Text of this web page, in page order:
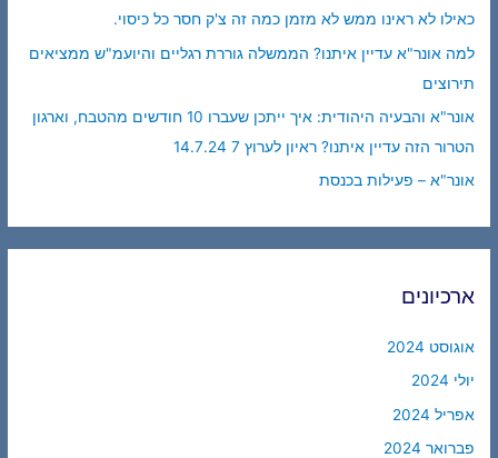
כאילו לא ראינו ממש לא מזמן כמה זה צ'ק חסר כל כיסוי.
למה אונר"א עדיין איתנו? הממשלה גוררת רגליים והיועמ"ש ממציאים
תירוצים
אונר"א והבעיה היהודית: איך ייתכן שעברו 10 חודשים מהטבח, וארגון
הטרור הזה עדיין איתנו? ראיון לערוץ 7 14.7.24
אונר"א – פעילות בכנסת
ארכיונים
אוגוסט 2024
יולי 2024
אפריל 2024
פברואר 2024